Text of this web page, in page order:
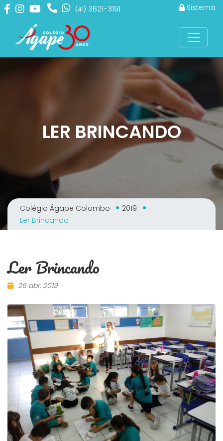
(41) 3621-3191 Sistema
LER BRINCANDO
Colégio Ágape Colombo
2019
Ler Brincando
Ler Brincando
26 abr, 2019